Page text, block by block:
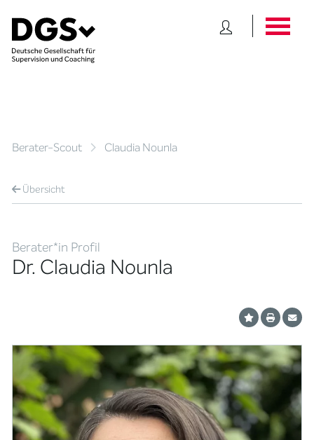
Berater-Scout Claudia Nounla
Übersicht
Berater*in Profil
Dr. Claudia Nounla